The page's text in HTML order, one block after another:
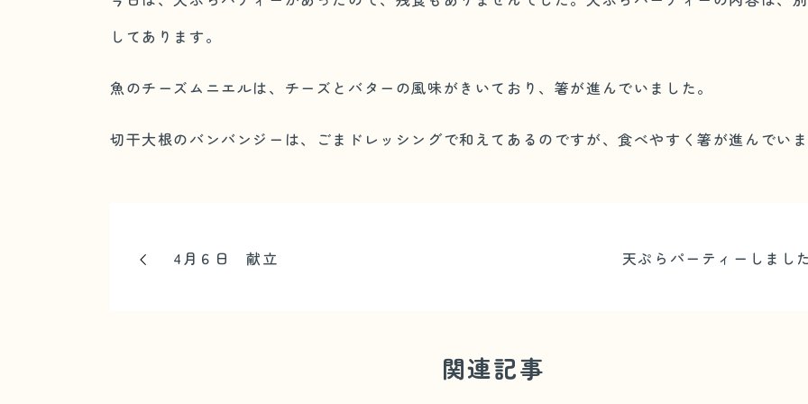
してあります。
魚のチーズムニエルは、チーズとバターの風味がきいており、箸が進んでいました。
切干大根のバンバンジーは、ごまドレッシングで和えてあるのですが、食べやすく箸が進んでいま
4月６日 献立 天ぷらパーティーしました
関連記事